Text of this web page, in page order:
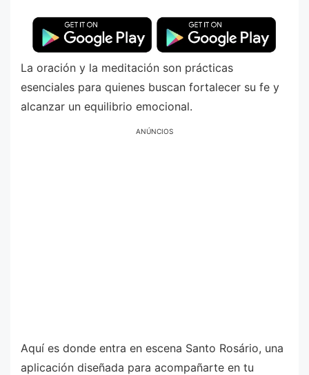
La oración y la meditación son prácticas
esenciales para quienes buscan fortalecer su fe y
alcanzar un equilibrio emocional.
ANÚNCIOS
Aquí es donde entra en escena Santo Rosário, una
aplicación diseñada para acompañarte en tu